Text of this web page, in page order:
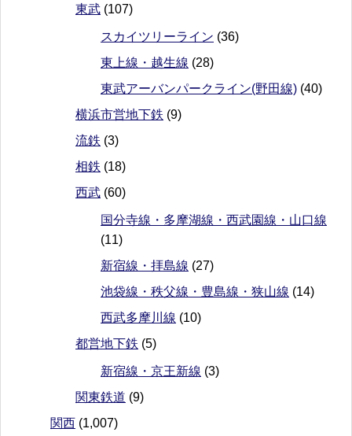
東武 (107)
スカイツリーライン (36)
東上線・越生線 (28)
東武アーバンパークライン(野田線) (40)
横浜市営地下鉄 (9)
流鉄 (3)
相鉄 (18)
西武 (60)
国分寺線・多摩湖線・西武園線・山口線
(11)
新宿線・拝島線 (27)
池袋線・秩父線・豊島線・狭山線 (14)
西武多摩川線 (10)
都営地下鉄 (5)
新宿線・京王新線 (3)
関東鉄道 (9)
関西 (1,007)